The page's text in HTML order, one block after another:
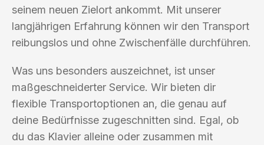
seinem neuen Zielort ankommt. Mit unserer
langjährigen Erfahrung können wir den Transport
reibungslos und ohne Zwischenfälle durchführen.
Was uns besonders auszeichnet, ist unser
maßgeschneiderter Service. Wir bieten dir
flexible Transportoptionen an, die genau auf
deine Bedürfnisse zugeschnitten sind. Egal, ob
du das Klavier alleine oder zusammen mit